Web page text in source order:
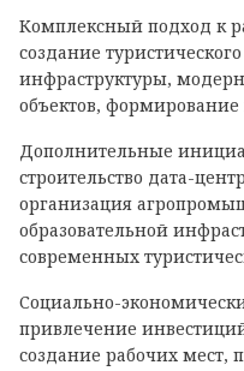
Комплексный подход к
создание
инфраструктуры,
объектов,
Дополнительные
строительство дата-
организация
образовательной
современных
Социально-
привлечение
создание рабочих мест,